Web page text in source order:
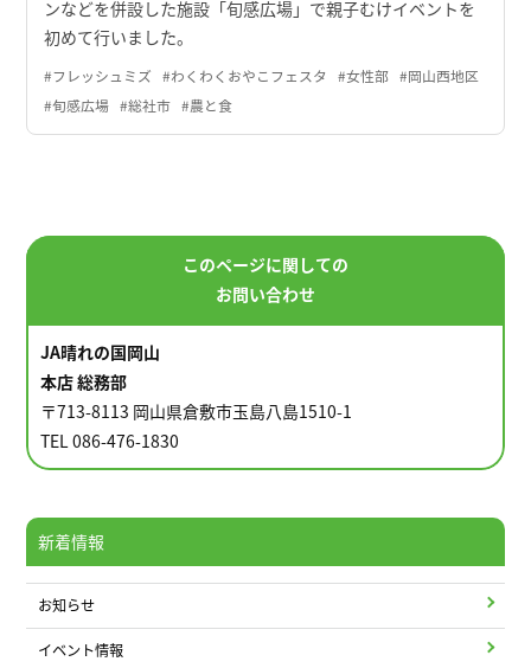
ンなどを併設した施設「旬感広場」で親子むけイベントを
初めて行いました。
#フレッシュミズ #わくわくおやこフェスタ #女性部 #岡山西地区
#旬感広場 #総社市 #農と食
このページに関しての
お問い合わせ
JA晴れの国岡山
本店 総務部
〒713-8113 岡山県倉敷市玉島八島1510-1
TEL 086-476-1830
新着情報
お知らせ
イベント情報